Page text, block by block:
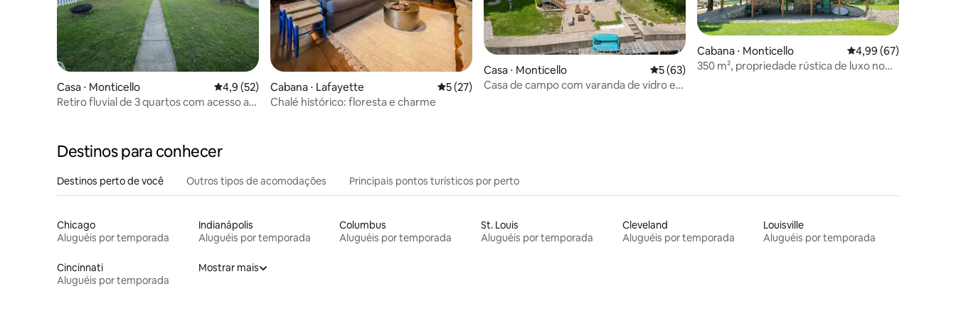
Casa ⋅ Monticello 4,9 de uma avaliação média de 5, 52 avaliações
4,9 (52)
Retiro fluvial de 3 quartos com acesso ao
Cabana ⋅ Lafayette 5 de uma avaliação média de 5, 27 avaliações
5 (27)
Chalé histórico: floresta e charme
Casa ⋅ Monticello 5 de uma avaliação média de 5, 63 avaliações
5 (63)
Casa de campo com varanda de vidro e
Cabana ⋅ Monticello 4,99 de uma
4,99 (67)
350 m², propriedade rústica de luxo no
Destinos para conhecer
Destinos perto de você Outros tipos de acomodações Principais pontos turísticos por perto
Chicago
Aluguéis por temporada
Indianápolis
Aluguéis por temporada
Columbus
Aluguéis por temporada
St. Louis
Aluguéis por temporada
Cleveland
Aluguéis por temporada
Louisville
Aluguéis por temporada
Cincinnati
Aluguéis por temporada
Mostrar mais